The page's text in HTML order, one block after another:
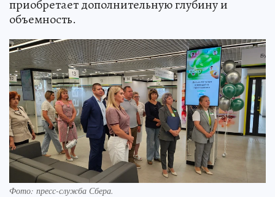
приобретает дополнительную глубину и
объемность.
Фото: пресс-служба Сбера.